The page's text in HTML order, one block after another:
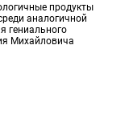
продукты
аналогичной
гениального
Михайловича